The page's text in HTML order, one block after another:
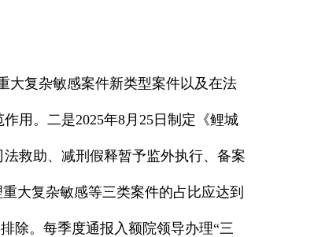
大复杂敏感案件新类型案件以及在法
用。二是2025年8月25日制定《鲤城
救助、减刑假释暂予监外执行、备案
大复杂敏感等三类案件的占比应达到
除。每季度通报入额院领导办理“三